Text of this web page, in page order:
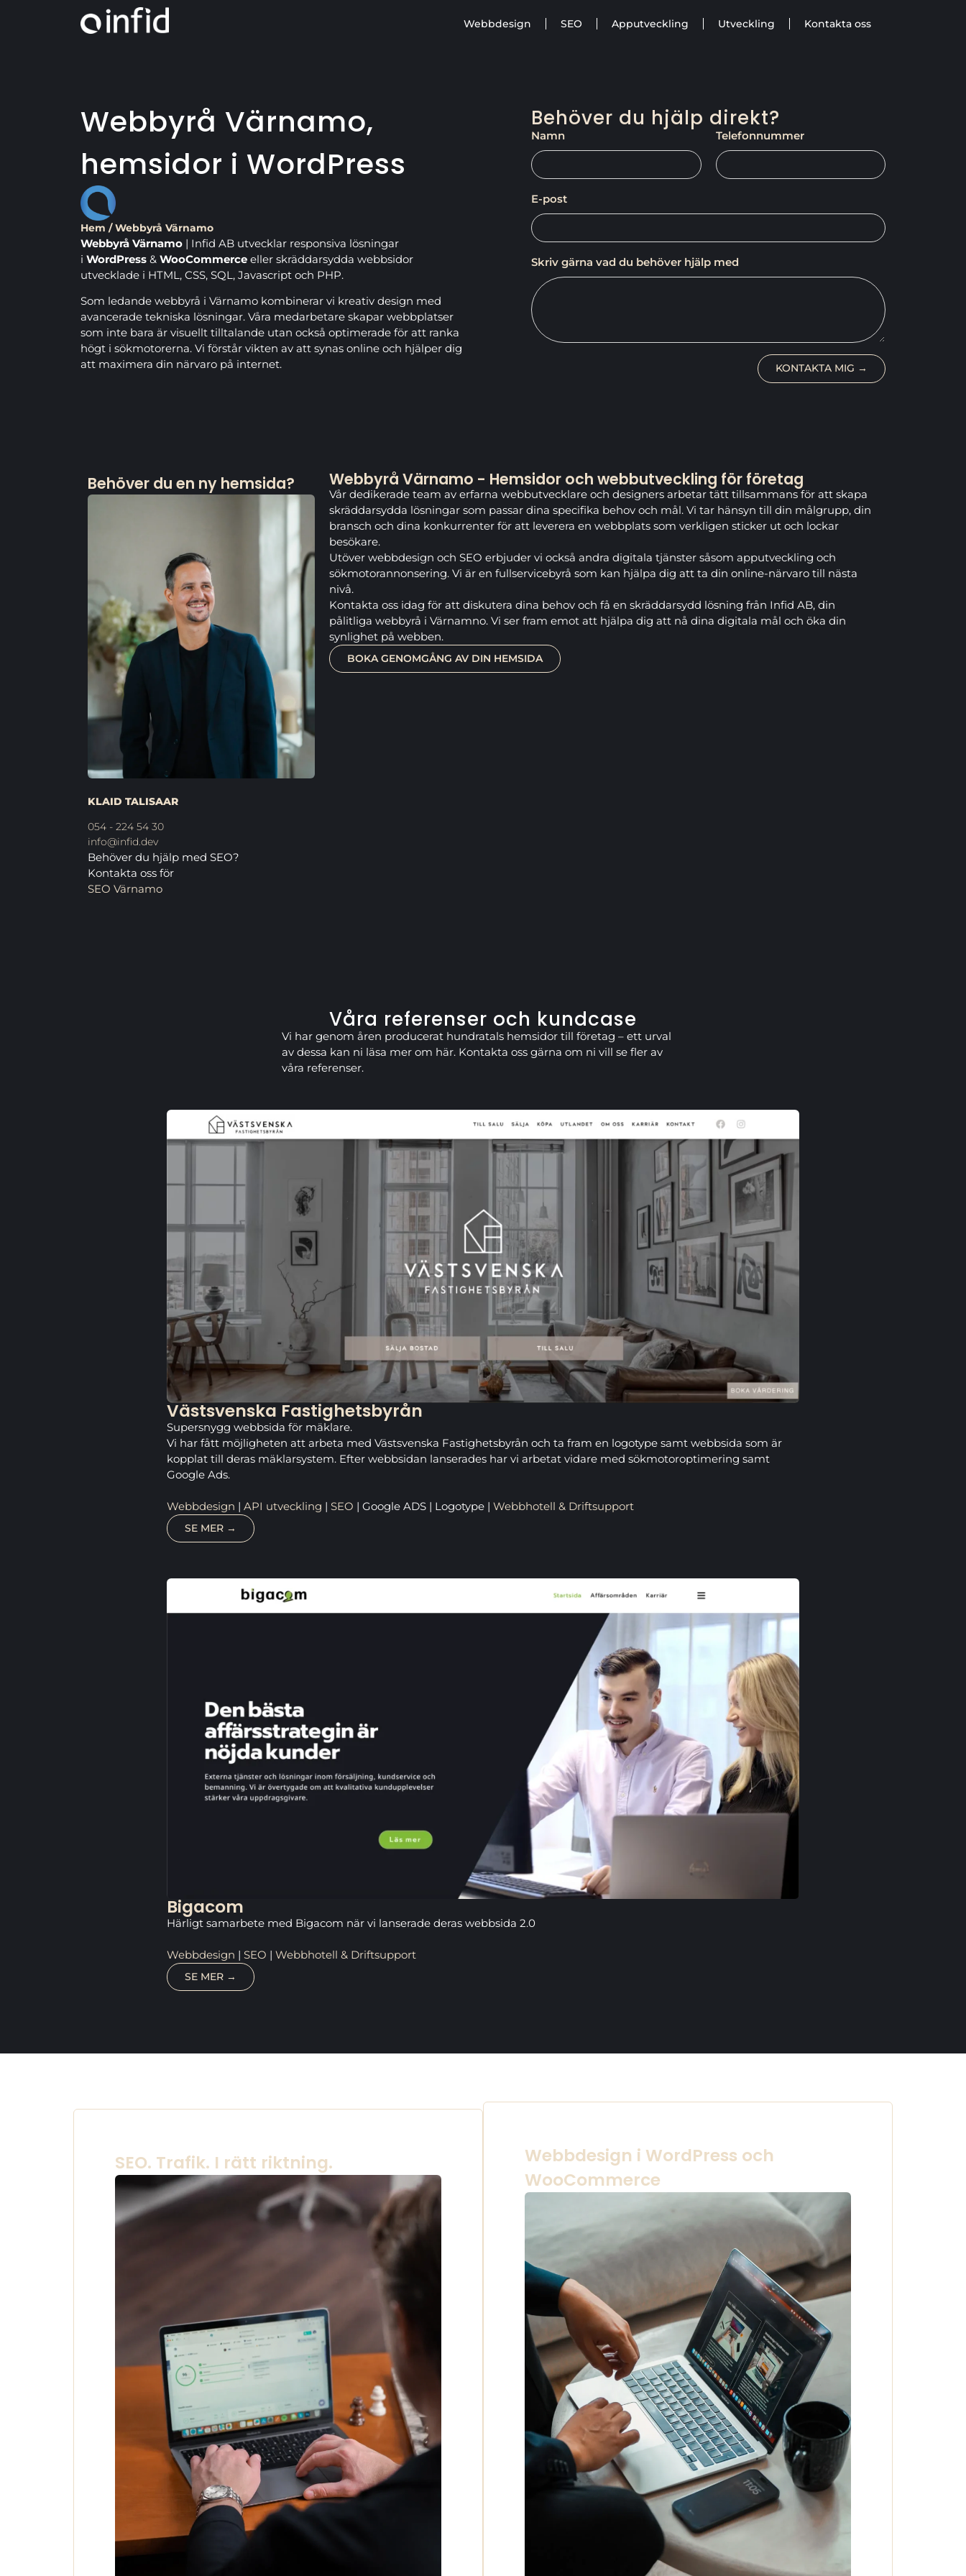
Webbdesign SEO Apputveckling Utveckling Kontakta oss
Webbyrå Värnamo,
hemsidor i WordPress
Hem /Webbyrå Värnamo
Webbyrå Värnamo | Infid AB utvecklar responsiva lösningar
i WordPress & WooCommerce eller skräddarsydda webbsidor
utvecklade i HTML, CSS, SQL, Javascript och PHP.
Som ledande webbyrå i Värnamo kombinerar vi kreativ design med
avancerade tekniska lösningar. Våra medarbetare skapar webbplatser
som inte bara är visuellt tilltalande utan också optimerade för att ranka
högt i sökmotorerna. Vi förstår vikten av att synas online och hjälper dig
att maximera din närvaro på internet.
Behöver du hjälp direkt?
Namn Telefonnummer
E-post
Skriv gärna vad du behöver hjälp med
KONTAKTA MIG →
Webbyrå Värnamo - Hemsidor och webbutveckling för företag
Vår dedikerade team av erfarna webbutvecklare och designers arbetar tätt tillsammans för att skapa
skräddarsydda lösningar som passar dina specifika behov och mål. Vi tar hänsyn till din målgrupp, din
bransch och dina konkurrenter för att leverera en webbplats som verkligen sticker ut och lockar
besökare.
Utöver webbdesign och SEO erbjuder vi också andra digitala tjänster såsom apputveckling och
sökmotorannonsering. Vi är en fullservicebyrå som kan hjälpa dig att ta din online-närvaro till nästa
nivå.
Kontakta oss idag för att diskutera dina behov och få en skräddarsydd lösning från Infid AB, din
pålitliga webbyrå i Värnamno. Vi ser fram emot att hjälpa dig att nå dina digitala mål och öka din
synlighet på webben.
BOKA GENOMGÅNG AV DIN HEMSIDA
Behöver du en ny hemsida?
KLAID TALISAAR
054 - 224 54 30
info@infid.dev
Behöver du hjälp med SEO?
Kontakta oss för
SEO Värnamo
Våra referenser och kundcase
Vi har genom åren producerat hundratals hemsidor till företag – ett urval
av dessa kan ni läsa mer om här. Kontakta oss gärna om ni vill se fler av
våra referenser.
Västsvenska Fastighetsbyrån
Supersnygg webbsida för mäklare.
Vi har fått möjligheten att arbeta med Västsvenska Fastighetsbyrån och ta fram en logotype samt webbsida som är
kopplat till deras mäklarsystem. Efter webbsidan lanserades har vi arbetat vidare med sökmotoroptimering samt
Google Ads.
Webbdesign | API utveckling | SEO | Google ADS | Logotype | Webbhotell & Driftsupport
SE MER →
Bigacom
Härligt samarbete med Bigacom när vi lanserade deras webbsida 2.0
Webbdesign | SEO | Webbhotell & Driftsupport
SE MER →
SEO. Trafik. I rätt riktning.
Webbdesign i WordPress och
WooCommerce